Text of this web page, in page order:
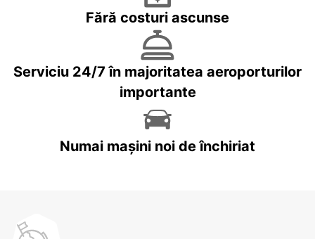
Fără costuri ascunse
Serviciu 24/7 în majoritatea aeroporturilor
importante
Numai mașini noi de închiriat